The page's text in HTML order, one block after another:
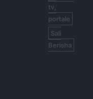
tv,
portale
Sali
Berisha